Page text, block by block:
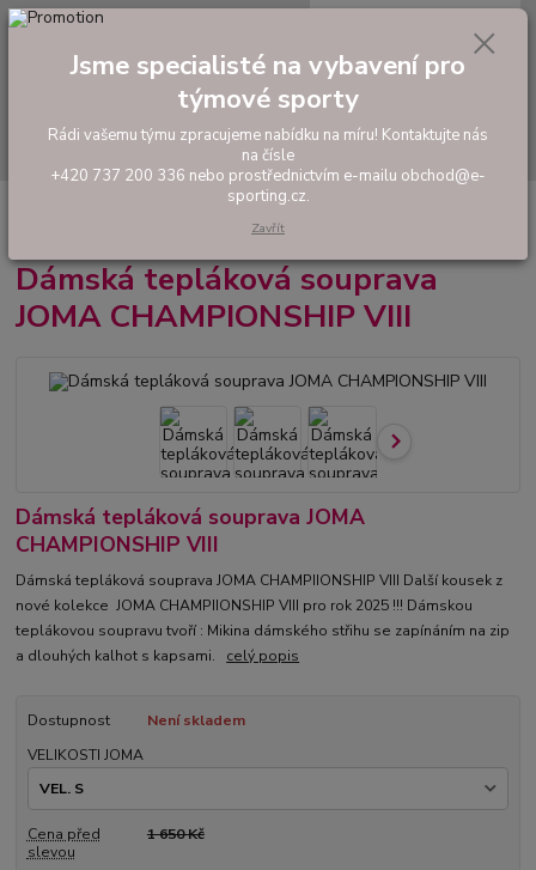
Hledat
tel: +420 737 200 336
0,00 Kč
Hráčské sety a soupravy
Dámská tepláková souprava
JOMA CHAMPIONSHIP VIII
Dámská tepláková souprava JOMA
CHAMPIONSHIP VIII
Dámská tepláková souprava JOMA CHAMPIIONSHIP VIII Další kousek z
nové kolekce JOMA CHAMPIIONSHIP VIII pro rok 2025 !!! Dámskou
teplákovou soupravu tvoří : Mikina dámského střihu se zapínáním na zip
a dlouhých kalhot s kapsami. celý popis
Dostupnost
Není skladem
VELIKOSTI JOMA
Cena před
slevou
1 650 Kč
Jsme specialisté na vybavení pro
týmové sporty
Rádi vašemu týmu zpracujeme nabídku na míru! Kontaktujte nás
na čísle
+420 737 200 336 nebo prostřednictvím e-mailu obchod@e-
sporting.cz.
Zavřít